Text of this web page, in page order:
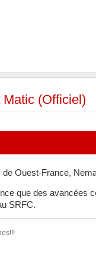
(Officiel)
Ouest-France,
que des avancées
SRFC.